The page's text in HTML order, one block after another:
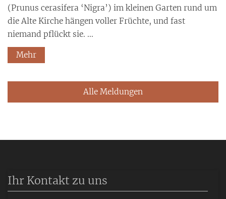
(Prunus cerasifera ‘Nigra’) im kleinen Garten rund um
die Alte Kirche hängen voller Früchte, und fast
niemand pflückt sie. ...
Mehr
Alle Meldungen
Ihr Kontakt zu uns